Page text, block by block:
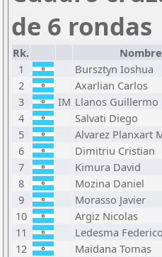
de 6 rondas
Rk. Nombre
1
Bursztyn Ioshua
2
Axarlian Carlos
3
IM Llanos Guillermo
4
Salvati Diego
5
Alvarez Planxart
6
Dimitriu Cristian
7
Kimura David
8
Mozina Daniel
9
Morasso Javier
10
Argiz Nicolas
11
Ledesma Federico
12
Maidana Tomas